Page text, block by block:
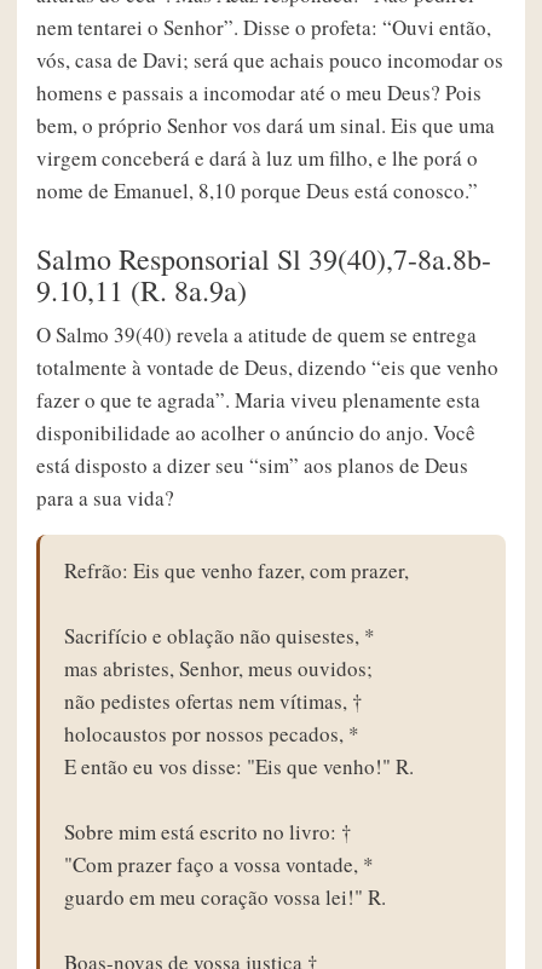
nem tentarei o Senhor”. Disse o profeta: “Ouvi então,
vós, casa de Davi; será que achais pouco incomodar os
homens e passais a incomodar até o meu Deus? Pois
bem, o próprio Senhor vos dará um sinal. Eis que uma
virgem conceberá e dará à luz um filho, e lhe porá o
nome de Emanuel, 8,10 porque Deus está conosco.”
Salmo Responsorial Sl 39(40),7-8a.8b-
9.10,11 (R. 8a.9a)
O Salmo 39(40) revela a atitude de quem se entrega
totalmente à vontade de Deus, dizendo “eis que venho
fazer o que te agrada”. Maria viveu plenamente esta
disponibilidade ao acolher o anúncio do anjo. Você
está disposto a dizer seu “sim” aos planos de Deus
para a sua vida?
Refrão: Eis que venho fazer, com prazer,
Sacrifício e oblação não quisestes, *
mas abristes, Senhor, meus ouvidos;
não pedistes ofertas nem vítimas, †
holocaustos por nossos pecados, *
E então eu vos disse: "Eis que venho!" R.
Sobre mim está escrito no livro: †
"Com prazer faço a vossa vontade, *
guardo em meu coração vossa lei!" R.
Boas-novas de vossa justiça †